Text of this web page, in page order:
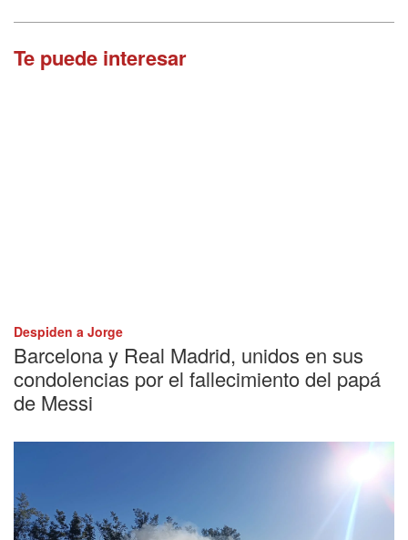
Te puede interesar
Despiden a Jorge
Barcelona y Real Madrid, unidos en sus
condolencias por el fallecimiento del papá
de Messi